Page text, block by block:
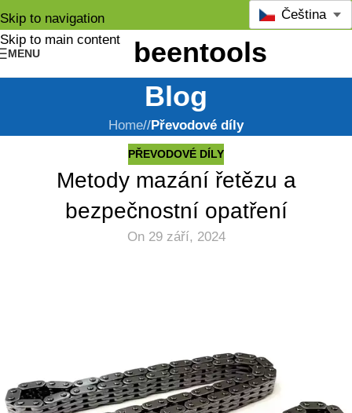
Skip to navigation
Skip to main content
MENU
Čeština
Blog
Home/ Převodové díly
PŘEVODOVÉ DÍLY
Metody mazání řetězu a
bezpečnostní opatření
On 29 září, 2024